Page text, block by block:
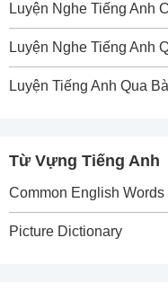
Luyện Nghe Tiếng Anh
Luyện Nghe Tiếng Anh
Luyện Tiếng Anh Qua
Từ Vựng Tiếng Anh
Common English Words
Picture Dictionary